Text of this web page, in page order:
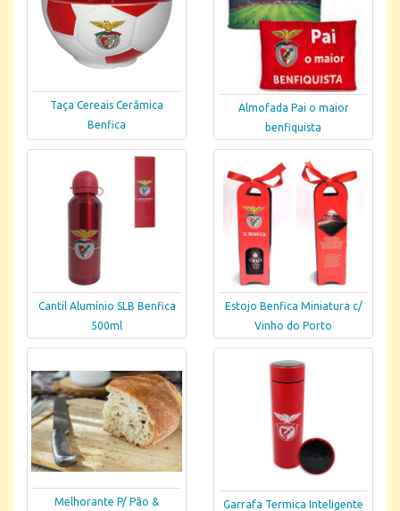
Taça Cereais Cerâmica
Benfica
Almofada Pai o maior
benfiquista
Cantil Alumínio SLB Benfica
500ml
Estojo Benfica Miniatura c/
Vinho do Porto
Melhorante P/ Pão &
Garrafa Termica Inteligente